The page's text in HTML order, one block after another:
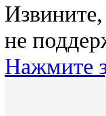
не
Нажмите